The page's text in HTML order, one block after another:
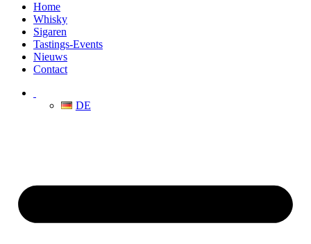
Home
Whisky
Sigaren
Tastings-Events
Nieuws
Contact
DE